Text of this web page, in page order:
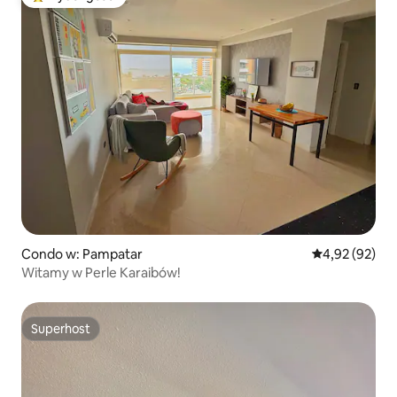
Condo w: Pampatar Średnia
4,92 (92)
Witamy w Perle Karaibów!
Superhost
Superhost